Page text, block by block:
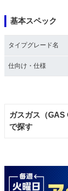
基本スペック
タイプグレード名
仕向け・仕様
ガスガス（GAS
で探す